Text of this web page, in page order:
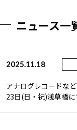
ニュース一
2025.11.18
アナログレコードな
23日(日・祝)浅草橋